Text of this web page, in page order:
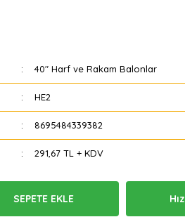
40" Harf ve Rakam Balonlar
HE2
8695484339382
291,67 TL + KDV
SEPETE EKLE